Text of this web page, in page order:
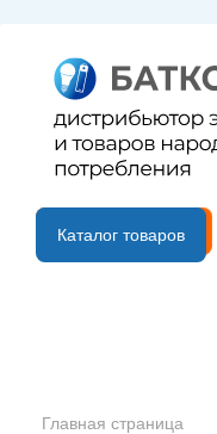
B2B портал
Каталог товаров
Главная страница